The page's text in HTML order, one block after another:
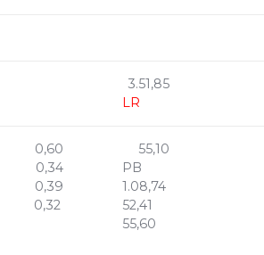
3.51,85
LR
0,60
0,34
0,39
0,32
55,10
PB
1.08,74
52,41
55,60